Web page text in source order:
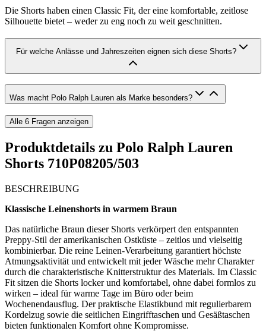
Die Shorts haben einen Classic Fit, der eine komfortable, zeitlose
Silhouette bietet – weder zu eng noch zu weit geschnitten.
Für welche Anlässe und Jahreszeiten eignen sich diese Shorts?
Was macht Polo Ralph Lauren als Marke besonders?
Alle 6 Fragen anzeigen
Produktdetails zu Polo Ralph Lauren
Shorts 710P08205/503
BESCHREIBUNG
Klassische Leinenshorts in warmem Braun
Das natürliche Braun dieser Shorts verkörpert den entspannten
Preppy-Stil der amerikanischen Ostküste – zeitlos und vielseitig
kombinierbar. Die reine Leinen-Verarbeitung garantiert höchste
Atmungsaktivität und entwickelt mit jeder Wäsche mehr Charakter
durch die charakteristische Knitterstruktur des Materials. Im Classic
Fit sitzen die Shorts locker und komfortabel, ohne dabei formlos zu
wirken – ideal für warme Tage im Büro oder beim
Wochenendausflug. Der praktische Elastikbund mit regulierbarem
Kordelzug sowie die seitlichen Eingrifftaschen und Gesäßtaschen
bieten funktionalen Komfort ohne Kompromisse.